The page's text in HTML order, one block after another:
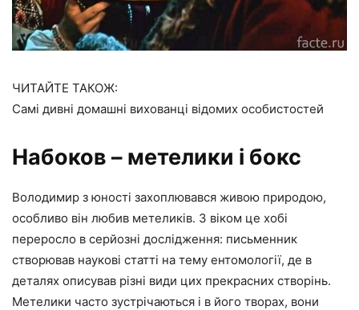
ЧИТАЙТЕ ТАКОЖ:
Самі дивні домашні вихованці відомих особистостей
Набоков – метелики і бокс
Володимир з юності захоплювався живою природою,
особливо він любив метеликів. З віком це хобі
переросло в серйозні дослідження: письменник
створював наукові статті на тему ентомології, де в
деталях описував різні види цих прекрасних створінь.
Метелики часто зустрічаються і в його творах, вони